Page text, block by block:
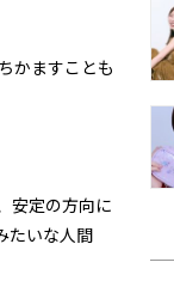
かますことも
安定の方向に
たいな人間